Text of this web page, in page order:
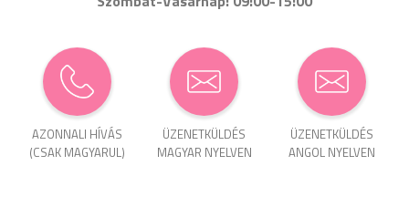
AZONNALI HÍVÁS
(CSAK MAGYARUL)
ÜZENET­KÜLDÉS
MAGYAR NYELVEN
ÜZENET­KÜLDÉS
ANGOL NYELVEN